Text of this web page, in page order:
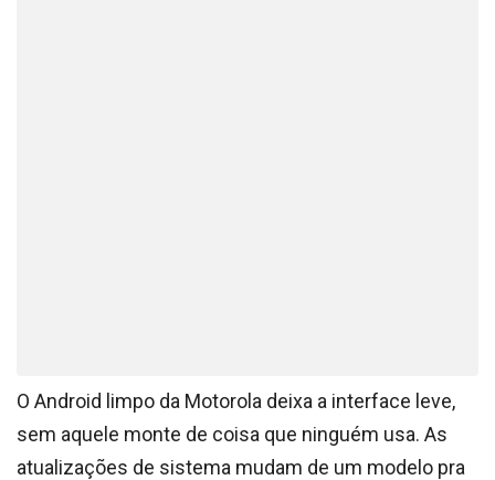
O Android limpo da Motorola deixa a interface leve,
sem aquele monte de coisa que ninguém usa. As
atualizações de sistema mudam de um modelo pra